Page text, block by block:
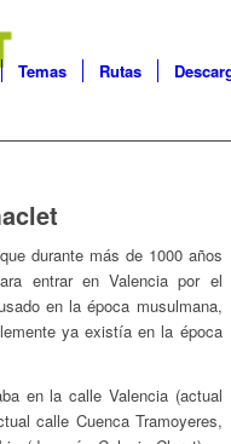
Temas Rutas
durante más de 1000 años
entrar en Valencia por el
en la época musulmana,
ya existía en la época
en la calle Valencia (actual
calle Cuenca Tramoyeres,